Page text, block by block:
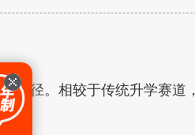
路径。相较于传统升学赛道，